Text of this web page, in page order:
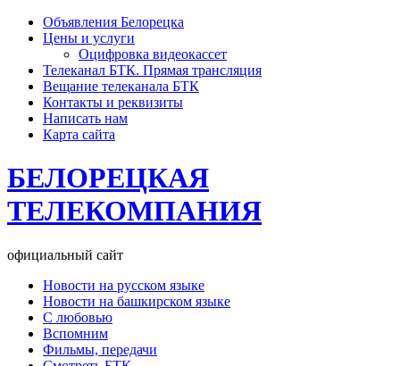
Объявления Белорецка
Цены и услуги
Оцифровка видеокассет
Телеканал БТК. Прямая трансляция
Вещание телеканала БТК
Контакты и реквизиты
Написать нам
Карта сайта
БЕЛОРЕЦКАЯ
ТЕЛЕКОМПАНИЯ
официальный сайт
Новости на русском языке
Новости на башкирском языке
С любовью
Вспомним
Фильмы, передачи